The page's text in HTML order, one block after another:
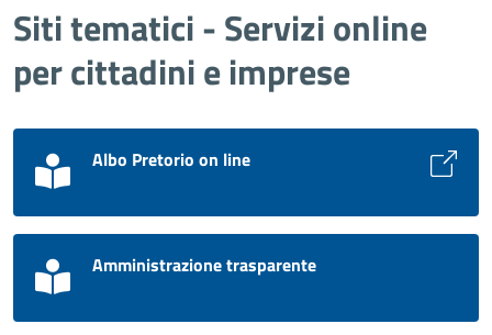
Siti tematici - Servizi online
per cittadini e imprese
Albo Pretorio on line
Amministrazione trasparente